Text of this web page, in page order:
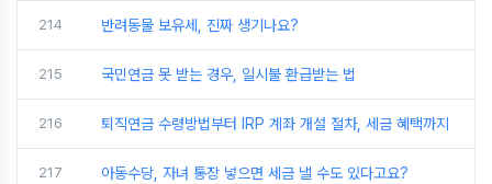
214 반려동물 보유세, 진짜 생기나요?
215 국민연금 못 받는 경우, 일시불 환급받는 법
216 퇴직연금 수령방법부터 IRP 계좌 개설 절차, 세금 혜택까지
217 아동수당, 자녀 통장 넣으면 세금 낼 수도 있다고요?